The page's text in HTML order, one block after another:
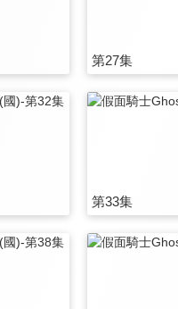
第27集
第33集